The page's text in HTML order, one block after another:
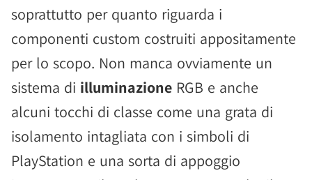
soprattutto per quanto riguarda i
componenti custom costruiti appositamente
per lo scopo. Non manca ovviamente un
sistema di illuminazione RGB e anche
alcuni tocchi di classe come una grata di
isolamento intagliata con i simboli di
PlayStation e una sorta di appoggio